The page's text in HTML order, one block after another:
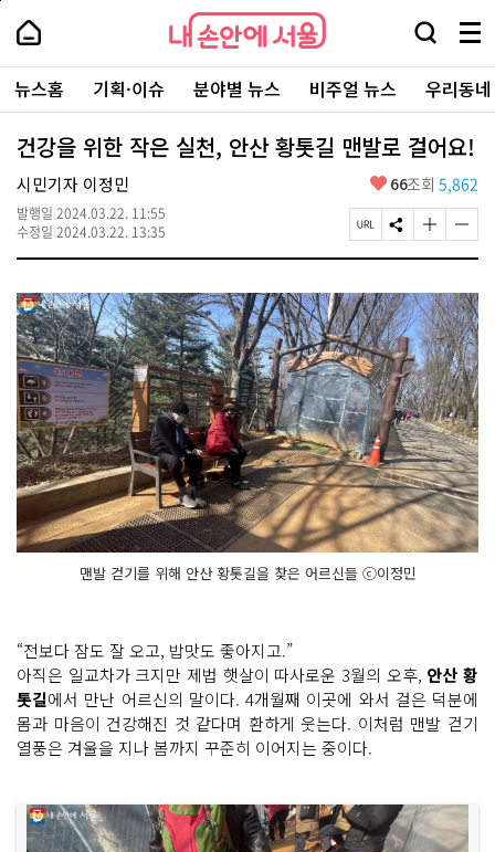
본
로
가
내
손
안
에
서
울
-
서
울
시
대
표
소
포
털
내
손
에
울
검
창
열
기
메
뉴
전
체
보
기
주
요
서
뉴스홈 기획·이슈 분야별 뉴스 비주얼 뉴스 우리동
건강을 위한 작은 실천, 안산 황톳길 맨발로 걸어요!
시민기자 이정민
발행일 2024.03.22. 11:55
수정일 2024.03.22. 13:35
좋
요
66조회 5,862
페
이
U
R
L
복
사
S
N
공
유
하
기
글
자
기
크
게
변
경
하
기
글
자
기
작
게
변
경
하
기
맨발 걷기를 위해 안산 황톳길을 찾은 어르신들 ⓒ이정민
“전보다 잠도 잘 오고, 밥맛도 좋아지고.”
아직은 일교차가 크지만 제법 햇살이 따사로운 3월의 오후, 안산 황
톳길에서 만난 어르신의 말이다. 4개월째 이곳에 와서 걸은 덕분에
몸과 마음이 건강해진 것 같다며 환하게 웃는다. 이처럼 맨발 걷기
열풍은 겨울을 지나 봄까지 꾸준히 이어지는 중이다.
페
상
단
로